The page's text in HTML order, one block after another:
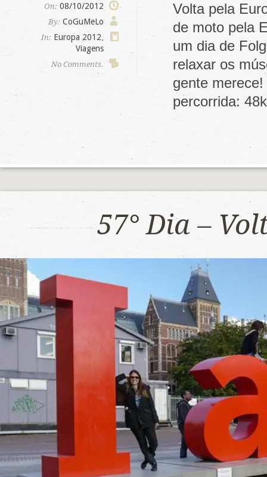
On: 08/10/2012
By: CoGuMeLo
In: Europa 2012
Viagens
No Comments.
Volta pela
de moto pela
um dia de
relaxar os
gente
percorrida:
57° Dia –